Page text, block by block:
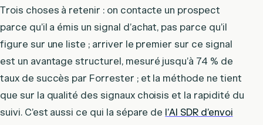
Trois choses à retenir : on contacte un prospect
parce qu’il a émis un signal d’achat, pas parce qu’il
figure sur une liste ; arriver le premier sur ce signal
est un avantage structurel, mesuré jusqu’à 74 % de
taux de succès par Forrester ; et la méthode ne tient
que sur la qualité des signaux choisis et la rapidité du
suivi. C’est aussi ce qui la sépare de l’AI SDR d’envoi